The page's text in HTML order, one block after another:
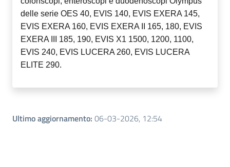
delle serie OES 40, EVIS 140, EVIS EXERA 145,
EVIS EXERA 160, EVIS EXERA II 165, 180, EVIS
EXERA III 185, 190, EVIS X1 1500, 1200, 1100,
EVIS 240, EVIS LUCERA 260, EVIS LUCERA
ELITE 290.
Ultimo aggiornamento: 06-03-2026, 12:54